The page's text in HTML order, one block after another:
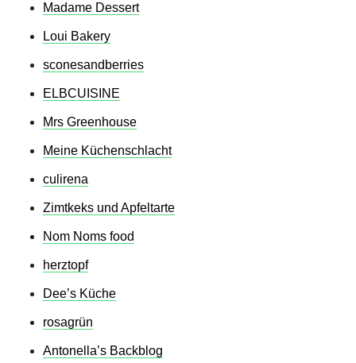
Madame Dessert
Loui Bakery
sconesandberries
ELBCUISINE
Mrs Greenhouse
Meine Küchenschlacht
culirena
Zimtkeks und Apfeltarte
Nom Noms food
herztopf
Dee’s Küche
rosagrün
Antonella’s Backblog